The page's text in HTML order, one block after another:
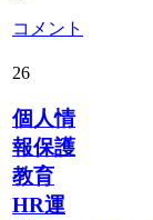
コメント
26
個人情
報保護
教育
HR運